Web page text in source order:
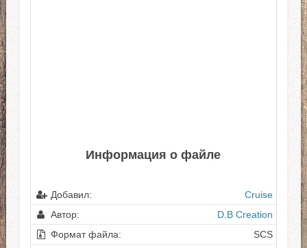
Информация о файле
Добавил:
Cruise
Автор:
D.B Creation
Формат файла:
SCS